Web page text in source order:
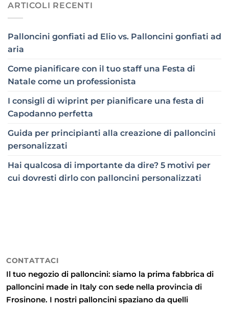
ARTICOLI RECENTI
Palloncini gonfiati ad Elio vs. Palloncini gonfiati ad
aria
Come pianificare con il tuo staff una Festa di
Natale come un professionista
I consigli di wiprint per pianificare una festa di
Capodanno perfetta
Guida per principianti alla creazione di palloncini
personalizzati
Hai qualcosa di importante da dire? 5 motivi per
cui dovresti dirlo con palloncini personalizzati
CONTATTACI
Il tuo negozio di palloncini: siamo la prima fabbrica di
palloncini made in Italy con sede nella provincia di
Frosinone. I nostri palloncini spaziano da quelli